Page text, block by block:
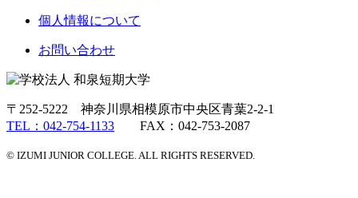
個人情報について
お問い合わせ
〒252-5222 神奈川県相模原市中央区青葉2-2-1
TEL：042-754-1133 FAX：042-753-2087
© IZUMI JUNIOR COLLEGE. ALL RIGHTS RESERVED.